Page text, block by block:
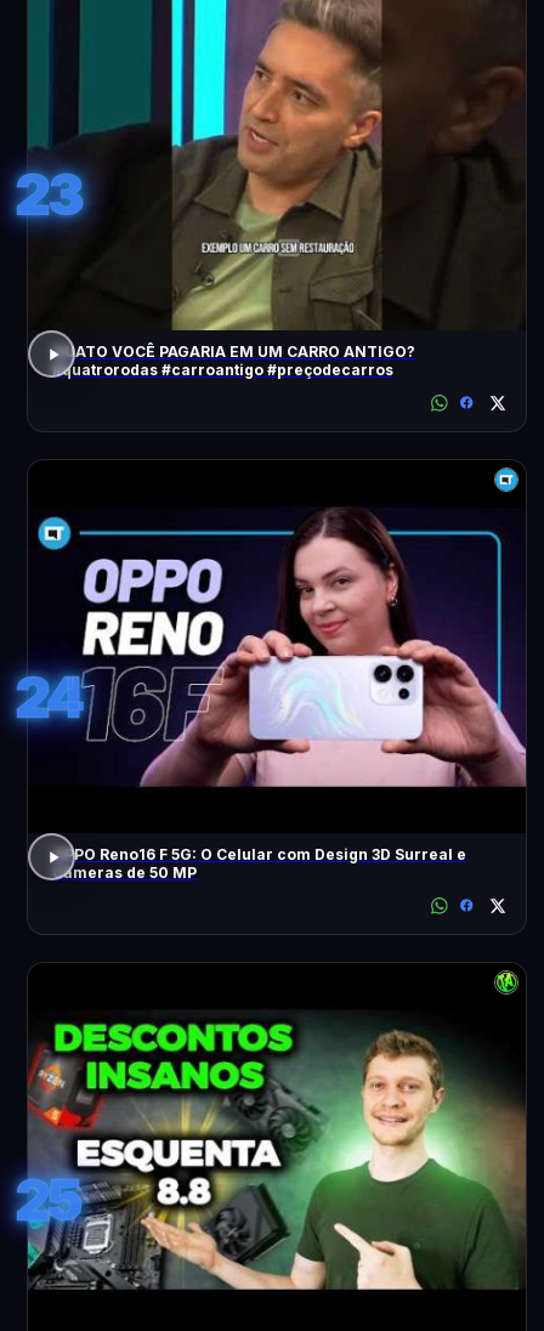
23
QUATO VOCÊ PAGARIA EM UM CARRO ANTIGO?
#quatrorodas #carroantigo #preçodecarros
24
OPPO Reno16 F 5G: O Celular com Design 3D Surreal e
Câmeras de 50 MP
25